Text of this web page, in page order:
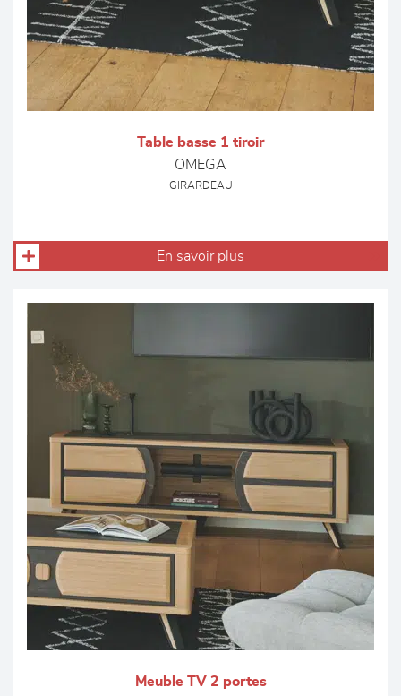
Table basse 1 tiroir
OMEGA
GIRARDEAU
En savoir plus
Meuble TV 2 portes